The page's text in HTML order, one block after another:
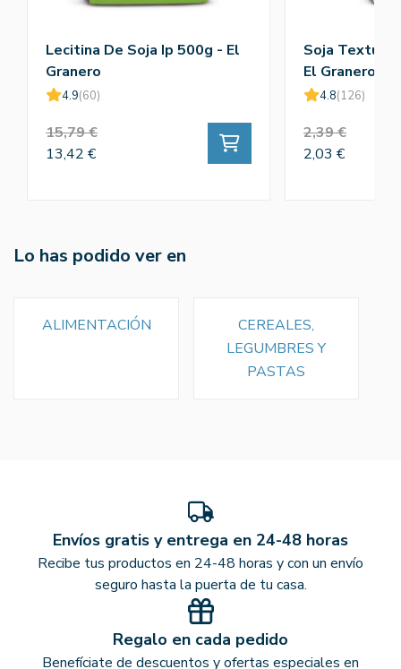
Lecitina De Soja Ip 500g - El
Granero
4.9(60)
15,79 €
13,42 €
Soja
El Granero
4.8(126)
2,39 €
2,03 €
Lo has podido ver en
ALIMENTACIÓN
CEREALES,
LEGUMBRES Y
PASTAS
Envíos gratis y entrega en 24-48 horas
Recibe tus productos en 24-48 horas y con un envío
seguro hasta la puerta de tu casa.
Regalo en cada pedido
Benefíciate de descuentos y ofertas especiales en